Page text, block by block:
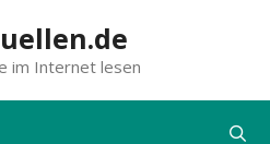
im Internet lesen